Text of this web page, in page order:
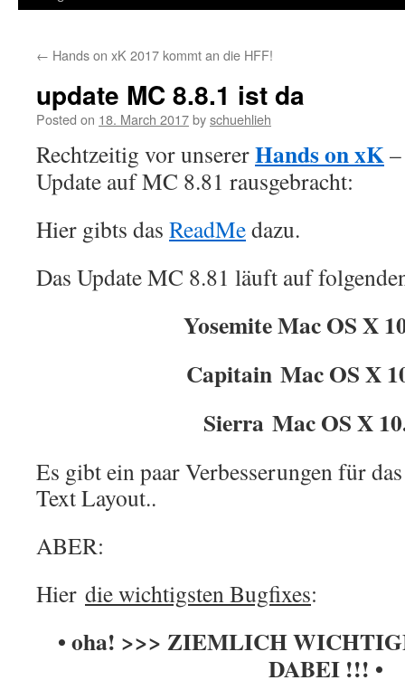
← Hands on xK 2017 kommt an die HFF!
update MC 8.8.1 ist da
Posted on 18. March 2017byschuehlieh
Rechtzeitig vor unsererHands on xK
Update auf MC 8.81 rausgebracht:
Hier gibts das ReadMedazu.
Das Update MC 8.81 läuft auf
Yosemite Mac OS X
Capitain Mac OS X
Sierra Mac OS X
Es gibt ein paar Verbesserungen für
Text Layout..
ABER:
Hier die wichtigsten Bugfixes:
• oha! >>> ZIEMLICH
DABEI !!! •